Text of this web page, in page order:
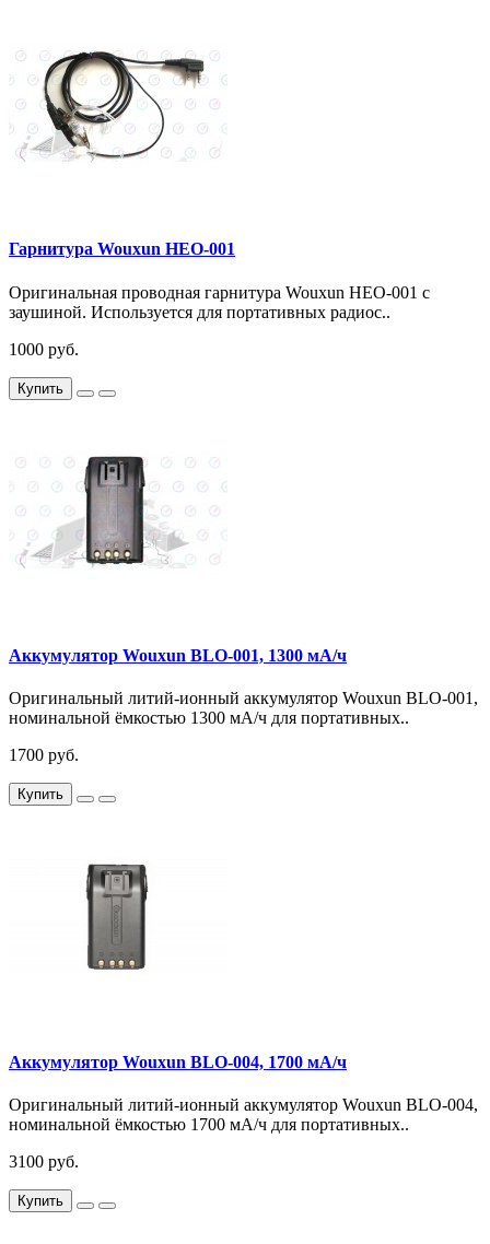
Гарнитура Wouxun HEO-001
Оригинальная проводная гарнитура Wouxun HEO-001 с
заушиной. Используется для портативных радиос..
1000 руб.
Купить
Аккумулятор Wouxun BLO-001, 1300 мА/ч
Оригинальный литий-ионный аккумулятор Wouxun BLO-001,
номинальной ёмкостью 1300 мА/ч для портативных..
1700 руб.
Купить
Аккумулятор Wouxun BLO-004, 1700 мА/ч
Оригинальный литий-ионный аккумулятор Wouxun BLO-004,
номинальной ёмкостью 1700 мА/ч для портативных..
3100 руб.
Купить